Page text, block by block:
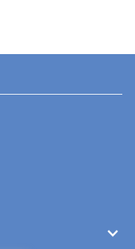
expand_more